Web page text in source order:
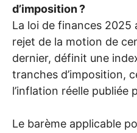
d’imposition?
La loi de finances 2025
rejet de la motion de
dernier, définit une
tranches d’imposition,
l’inflation réelle publiée
Le barème applicable